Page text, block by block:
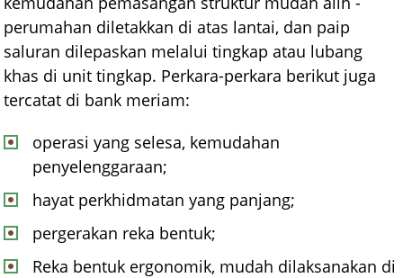
perumahan diletakkan di atas lantai, dan paip
saluran dilepaskan melalui tingkap atau lubang
khas di unit tingkap. Perkara-perkara berikut juga
tercatat di bank meriam:
operasi yang selesa, kemudahan
penyelenggaraan;
hayat perkhidmatan yang panjang;
pergerakan reka bentuk;
Reka bentuk ergonomik, mudah dilaksanakan di